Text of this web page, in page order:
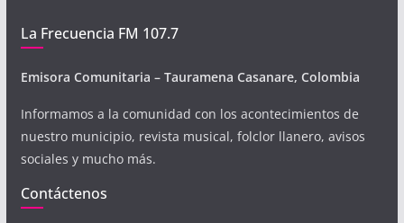
La Frecuencia FM 107.7
Emisora Comunitaria – Tauramena Casanare, Colombia
Informamos a la comunidad con los acontecimientos de
nuestro municipio, revista musical, folclor llanero, avisos
sociales y mucho más.
Contáctenos